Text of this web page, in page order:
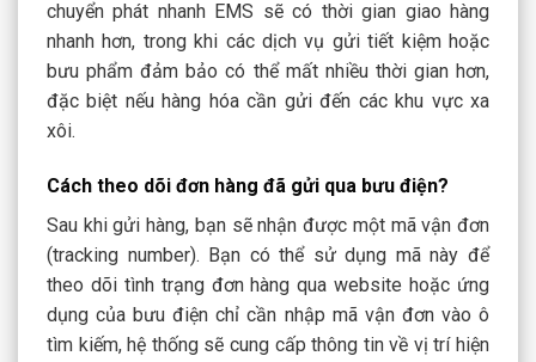
chuyển phát nhanh EMS sẽ có thời gian giao hàng
nhanh hơn, trong khi các dịch vụ gửi tiết kiệm hoặc
bưu phẩm đảm bảo có thể mất nhiều thời gian hơn,
đặc biệt nếu hàng hóa cần gửi đến các khu vực xa
xôi.
Cách theo dõi đơn hàng đã gửi qua bưu điện?
Sau khi gửi hàng, bạn sẽ nhận được một mã vận đơn
(tracking number). Bạn có thể sử dụng mã này để
theo dõi tình trạng đơn hàng qua website hoặc ứng
dụng của bưu điện chỉ cần nhập mã vận đơn vào ô
tìm kiếm, hệ thống sẽ cung cấp thông tin về vị trí hiện